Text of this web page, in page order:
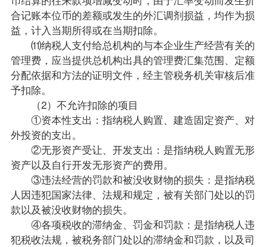
合记账本位币的差额或发生的外汇调剂损益，均作为损
益，计入当期所得或在当期扣除。
⑾纳税人支付给总机构的与本企业生产经营有关的
管理费，应当提供总机构出具的管理费汇集范围、定额
分配依据和方法的证明文件，经主管税务机关审核后准
予扣除。
（2）不允许扣除的项目
①资本性支出：指纳税人购置、建造固定资产、对
外投资的支出。
②无形资产受让、开发支出：是指纳税人购置无形
资产以及自行开发无形资产的费用。
③违法经营的罚款和被没收财物的损失：是指纳税
人因违犯国家法律、法规和规定，被有关部门处以的罚
款以及被没收财物的损失。
④各项税收的滞纳金、罚金和罚款：是指纳税人违
犯税收法规，被税务部门处以的滞纳金和罚款，以及司